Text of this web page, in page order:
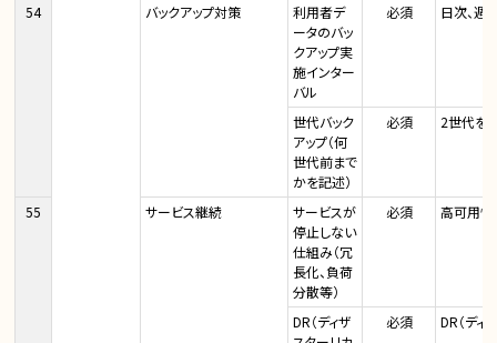
54 バックアップ対策
利用者デ
ータのバッ
クアップ実
施インター
バル
必須 日次、週
世代バック
アップ（何
世代前まで
かを記述）
必須 2世代を
55 サービス継続
サービスが
停止しない
仕組み（冗
長化、負荷
分散等）
必須 高可用性
DR（ディザ
必須 DR（デ